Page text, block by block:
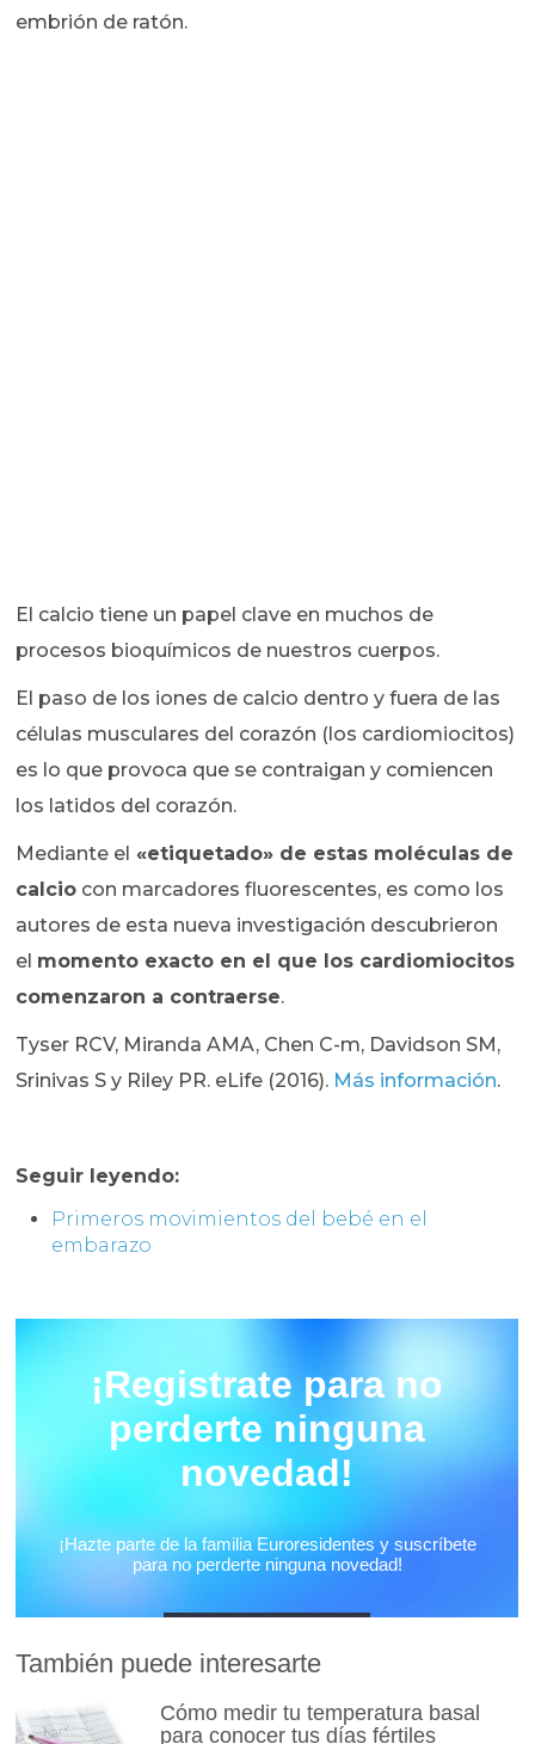
embrión de ratón.
El calcio tiene un papel clave en muchos de
procesos bioquímicos de nuestros cuerpos.
El paso de los iones de calcio dentro y fuera de las
células musculares del corazón (los cardiomiocitos)
es lo que provoca que se contraigan y comiencen
los latidos del corazón.
Mediante el «etiquetado» de estas moléculas de
calcio con marcadores fluorescentes, es como los
autores de esta nueva investigación descubrieron
el momento exacto en el que los cardiomiocitos
comenzaron a contraerse.
Tyser RCV, Miranda AMA, Chen C-m, Davidson SM,
Srinivas S y Riley PR. eLife (2016). Más información.
Seguir leyendo:
Primeros movimientos del bebé en el
embarazo
También puede interesarte
Cómo medir tu temperatura basal
para conocer tus días fértiles